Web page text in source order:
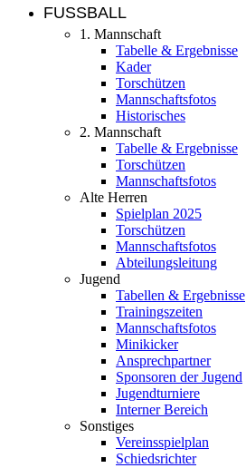
FUSSBALL
1. Mannschaft
Tabelle & Ergebnisse
Kader
Torschützen
Mannschaftsfotos
Historisches
2. Mannschaft
Tabelle & Ergebnisse
Torschützen
Mannschaftsfotos
Alte Herren
Spielplan 2025
Torschützen
Mannschaftsfotos
Abteilungsleitung
Jugend
Tabellen & Ergebnisse
Trainingszeiten
Mannschaftsfotos
Minikicker
Ansprechpartner
Sponsoren der Jugend
Jugendturniere
Interner Bereich
Sonstiges
Vereinsspielplan
Schiedsrichter